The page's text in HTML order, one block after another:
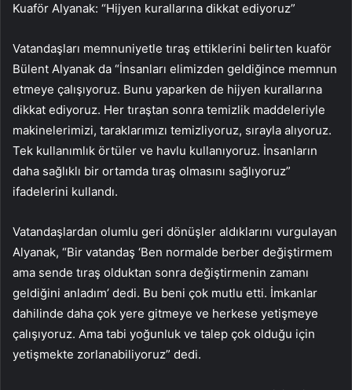
Kuaför Alyanak: “Hijyen kurallarına dikkat ediyoruz”
Vatandaşları memnuniyetle tıraş ettiklerini belirten kuaför
Bülent Alyanak da “İnsanları elimizden geldiğince memnun
etmeye çalışıyoruz. Bunu yaparken de hijyen kurallarına
dikkat ediyoruz. Her tıraştan sonra temizlik maddeleriyle
makinelerimizi, taraklarımızı temizliyoruz, sırayla alıyoruz.
Tek kullanımlık örtüler ve havlu kullanıyoruz. İnsanların
daha sağlıklı bir ortamda tıraş olmasını sağlıyoruz”
ifadelerini kullandı.
Vatandaşlardan olumlu geri dönüşler aldıklarını vurgulayan
Alyanak, “Bir vatandaş ‘Ben normalde berber değiştirmem
ama sende tıraş olduktan sonra değiştirmenin zamanı
geldiğini anladım’ dedi. Bu beni çok mutlu etti. İmkanlar
dahilinde daha çok yere gitmeye ve herkese yetişmeye
çalışıyoruz. Ama tabi yoğunluk ve talep çok olduğu için
yetişmekte zorlanabiliyoruz” dedi.